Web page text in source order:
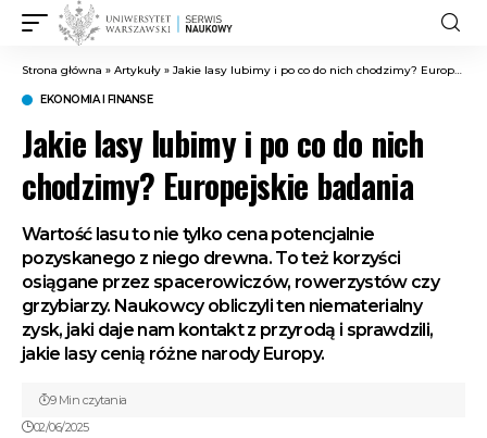
Strona główna » Artykuły » Jakie lasy lubimy i po co do nich chodzimy? Europejskie badania
EKONOMIA I FINANSE
Jakie lasy lubimy i po co do nich
chodzimy? Europejskie badania
Wartość lasu to nie tylko cena potencjalnie
pozyskanego z niego drewna. To też korzyści
osiągane przez spacerowiczów, rowerzystów czy
grzybiarzy. Naukowcy obliczyli ten niematerialny
zysk, jaki daje nam kontakt z przyrodą i sprawdzili,
jakie lasy cenią różne narody Europy.
02/06/2025
9 Min czytania